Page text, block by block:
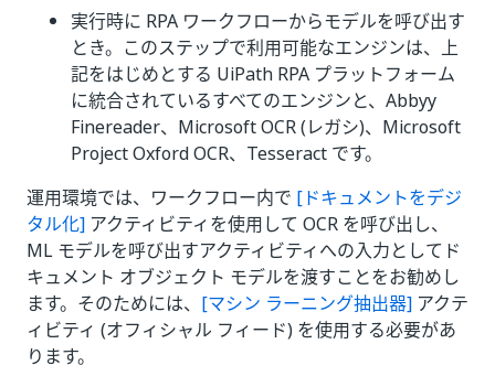
実行時に RPA ワークフローからモデルを呼び出す
とき。このステップで利用可能なエンジンは、上
記をはじめとする UiPath RPA プラットフォーム
に統合されているすべてのエンジンと、Abbyy
Finereader、Microsoft OCR (レガシ)、Microsoft
Project Oxford OCR、Tesseract です。
運用環境では、ワークフロー内で [ドキュメントをデジ
タル化] アクティビティを使用して OCR を呼び出し、
ML モデルを呼び出すアクティビティへの入力としてド
キュメント オブジェクト モデルを渡すことをお勧めし
ます。そのためには、 [マシン ラーニング抽出器] アクテ
ィビティ (オフィシャル フィード) を使用する必要があ
ります。